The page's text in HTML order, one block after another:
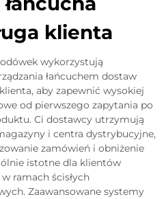
klienta
wykorzystują
łańcuchem dostaw
aby zapewnić wysokiej
od pierwszego zapytania po
Ci dostawcy utrzymują
i centra dystrybucyjne,
zamówień i obniżenie
istotne dla klientów
ramach ścisłych
Zaawansowane systemy